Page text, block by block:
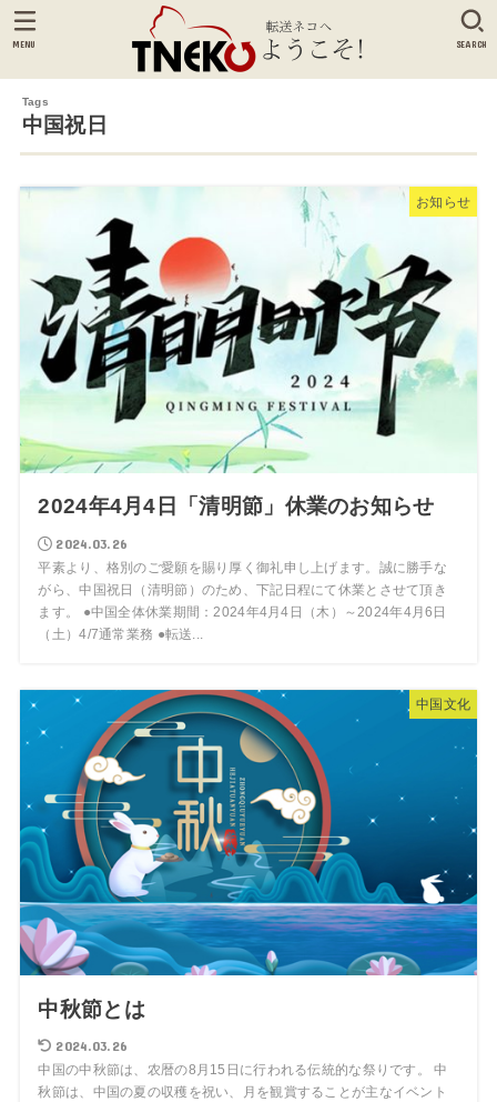
SEARCH
MENU
中国祝日
お知らせ
2024年4月4日「清明節」休業のお知らせ
2024.03.26
平素より、格別のご愛願を賜り厚く御礼申し上げます。誠に勝手な
がら、中国祝日（清明節）のため、下記日程にて休業とさせて頂き
ます。 ●中国全体休業期間：2024年4月4日（木）～2024年4月6日
（土）4/7通常業務 ●転送...
中国文化
中秋節とは
2024.03.26
中国の中秋節は、农暦の8月15日に行われる伝統的な祭りです。 中
秋節は、中国の夏の収穫を祝い、月を観賞することが主なイベント